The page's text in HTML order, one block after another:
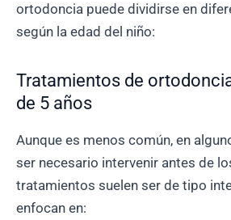
ortodoncia puede dividirse en
según la edad del niño:
Tratamientos de
de 5 años
Aunque es menos común, en
ser necesario intervenir antes de
tratamientos suelen ser de tipo
enfocan en: